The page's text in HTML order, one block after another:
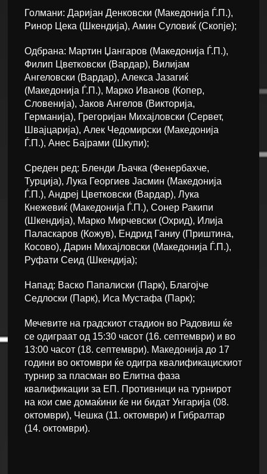
Голмани: Даријан Денковски (Македонија Ѓ.П.),
Ринор Цека (Шкендија), Амин Суловиќ (Скопје);
Одбрана: Мартин Џангаров (Македонија Ѓ.П.),
Филип Цветковски (Вардар), Вилијам
Ангеловски (Вардар), Алекса Јазагиќ
(Македонија Ѓ.П.), Марко Иванов (Копер,
Словенија), Јаков Ангелов (Викторија,
Германија), Грегоријан Михајловски (Сервет,
Швајцарија), Алек Чедомирски (Македонија
Ѓ.П.), Анес Бајрами (Шкупи);
Среден ред: Бленди Љачка (Фенербахче,
Турција), Лука Георгиев Јасмин (Македонија
Ѓ.П.), Андреј Цветковски (Вардар), Лука
Кнежевиќ (Македонија Ѓ.П.), Сонер Ракипи
(Шкендија), Марко Мирчевски (Охрид), Илија
Паласкаров (Кожув), Ендрид Ганиу (Приштина,
Косово), Дарин Михајловски (Македонија Ѓ.П.),
Руфати Сеид (Шкендија);
Напад: Васко Папалиски (Парк), Благојче
Седлоски (Парк), Иса Мустафа (Парк);
Мечевите на градскиот стадион во Радовиш ќе
се одиграат од 15:30 часот (16. септември) и во
13:00 часот (18. септември). Македонија до 17
години во октомври ќе одигра квалификацискиот
турнир за пласман во Елитна фаза
квалификации за ЕП. Противници на турнирот
на кои сме домаќини ќе ни бидат Унгарија (08.
октомври), Чешка (11. октомври) и Гибралтар
(14. октомври).